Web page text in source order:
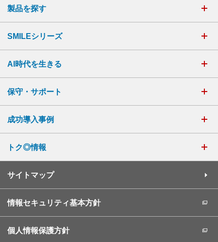
製品を探す
SMILEシリーズ
AI時代を生きる
保守・サポート
成功導入事例
トク◎情報
サイトマップ
情報セキュリティ基本方針
個人情報保護方針